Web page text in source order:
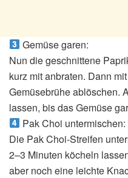
Gemüse garen:
Nun die geschnittene
kurz mit anbraten. Dann
Gemüsebrühe ablöschen.
lassen, bis das Gemüse
Pak Choi untermischen:
Die Pak Choi-Streifen
2–3 Minuten köcheln
aber noch eine leichte